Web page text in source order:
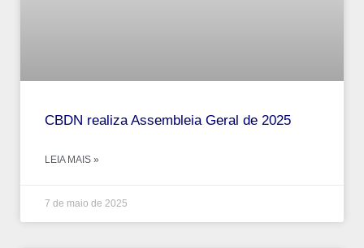
CBDN realiza Assembleia Geral de 2025
LEIA MAIS »
7 de maio de 2025